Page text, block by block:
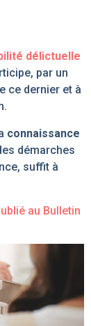
délictuelle
par un
ce dernier et à
connaissance
démarches
suffit à
au Bulletin